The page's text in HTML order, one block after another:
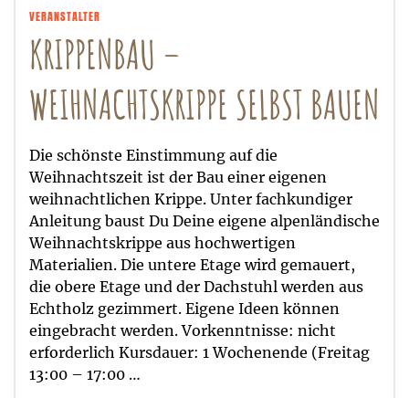
VERANSTALTER
KRIPPENBAU –
WEIHNACHTSKRIPPE SELBST BAUEN
Die schönste Einstimmung auf die
Weihnachtszeit ist der Bau einer eigenen
weihnachtlichen Krippe. Unter fachkundiger
Anleitung baust Du Deine eigene alpenländische
Weihnachtskrippe aus hochwertigen
Materialien. Die untere Etage wird gemauert,
die obere Etage und der Dachstuhl werden aus
Echtholz gezimmert. Eigene Ideen können
eingebracht werden. Vorkenntnisse: nicht
erforderlich Kursdauer: 1 Wochenende (Freitag
13:00 – 17:00 …